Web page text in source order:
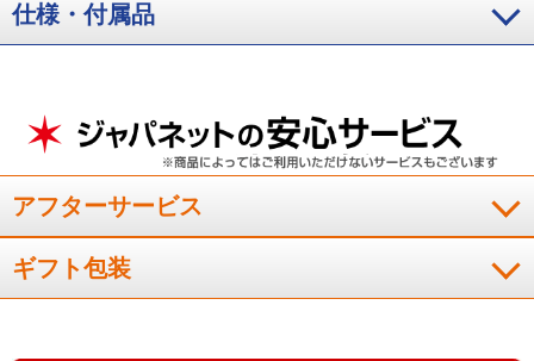
仕様・付属品
アフターサービス
ギフト包装